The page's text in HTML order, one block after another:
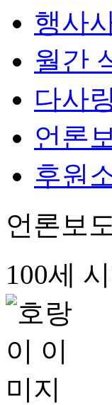
행사
월간
다사
언론
후원
언론보
100세